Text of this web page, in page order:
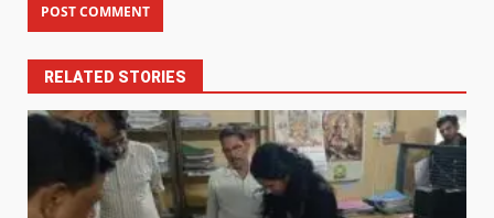
RELATED STORIES